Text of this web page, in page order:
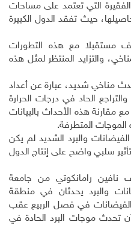
التي تعتمد على مساحات
حيث تفقد الدول الكبيرة
مستقبلا مع هذه التطورات
والتزايد المنتظر لمثل هذه
الدراسة تحليلا لنحو 2800 حدث مناخي شديد، عبارة عن أعداد
الحاد في درجات الحرارة
بين عام 1964 و 2007، مع مقارنة هذه الأحداث بالبيانات
الموجات المتطرفة.
والبرد الشديد لم يكن
سلبي واضح على إنتاج الدول
نافين رامانكوتي من جامعة
والبرد يحدثان في منطقة
في فصل الربيع عقب
تحدث موجات البرد الحادة في